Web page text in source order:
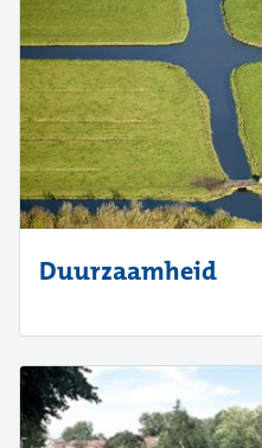
Duurzaamheid